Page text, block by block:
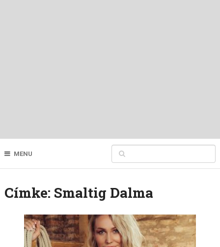
MENU
Címke: Smaltig Dalma